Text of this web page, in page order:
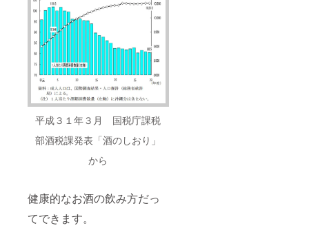
平成３１年３月 国税庁課税
部酒税課発表「酒のしおり」
から
健康的なお酒の飲み方だっ
てできます。